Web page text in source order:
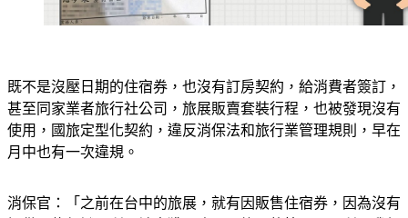
既不是沒壓日期的住宿券，也沒有訂房契約，給消費者簽訂，
甚至同家業者旅行社公司，旅展販賣套裝行程，也被發現沒有
使用，國旅定型化契約，違反消保法和旅行業管理規則，早在
月中也有一次違規。
消保官：「之前在台中的旅展，就有因販售住宿券，因為沒有